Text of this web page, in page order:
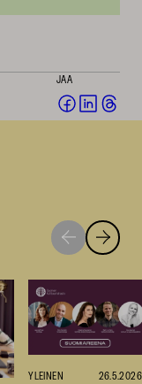
JAA
Jaa Jaa
Siirry
seuraavaan
Siirry
YLEINEN 26.5.2026